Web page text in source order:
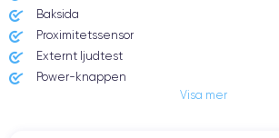
Baksida
Proximitetssensor
Externt ljudtest
Power-knappen
Visa mer